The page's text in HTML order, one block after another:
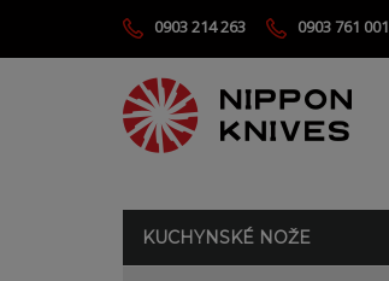
0903 214 263 0903 761 001
KUCHYNSKÉ NOŽE